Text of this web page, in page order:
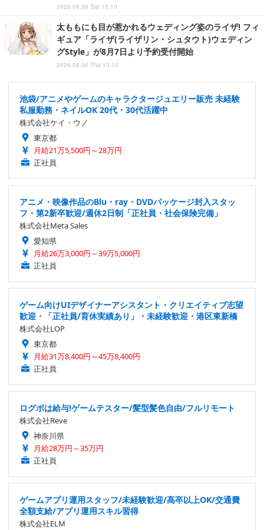
2026.08.08 Sat 15:10
太ももにも目が惹かれるウェディング姿のライザ! フィ
ギュア「ライザ(ライザリン・シュタウト)ウェディン
グStyle」が8月7日より予約受付開始
2026.08.06 Thu 10:15
池袋/アニメやゲームのキャラクタージュエリー販売 未経験
私服勤務・ネイルOK 20代・30代活躍中
株式会社ケイ・ウノ
東京都
月給21万5,500円～28万円
正社員
アニメ・映像作品のBlu・ray・DVDパッケージ封入スタッ
フ・第2新卒歓迎/週休2日制「正社員・社会保険完備」
株式会社Meta Sales
愛知県
月給26万3,000円～39万5,000円
正社員
ゲーム向けUIデザイナーアシスタント・クリエイティブ志望
歓迎・「正社員/育休実績あり」・未経験歓迎・港区東新橋
株式会社LOP
東京都
月給31万8,400円～45万8,400円
正社員
ログボは給与!ゲームテスター/髪型髪色自由/フルリモート
株式会社Reve
神奈川県
月給28万円～35万円
正社員
ゲームアプリ運用スタッフ/未経験歓迎/高卒以上OK/交通費
全額支給/アプリ運用スキル習得
株式会社ELM